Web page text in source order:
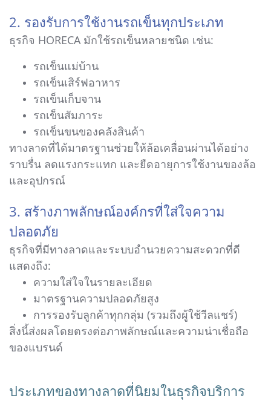
2. รองรับการใช้งานรถเข็นทุกประเภท
ธุรกิจ HORECA มักใช้รถเข็นหลายชนิด เช่น:
รถเข็นแม่บ้าน
รถเข็นเสิร์ฟอาหาร
รถเข็นเก็บจาน
รถเข็นสัมภาระ
รถเข็นขนของคลังสินค้า
ทางลาดที่ได้มาตรฐานช่วยให้ล้อเคลื่อนผ่านได้อย่าง
ราบรื่น ลดแรงกระแทก และยืดอายุการใช้งานของล้อ
และอุปกรณ์
3. สร้างภาพลักษณ์องค์กรที่ใส่ใจความ
ปลอดภัย
ธุรกิจที่มีทางลาดและระบบอำนวยความสะดวกที่ดี
แสดงถึง:
ความใส่ใจในรายละเอียด
มาตรฐานความปลอดภัยสูง
การรองรับลูกค้าทุกกลุ่ม (รวมถึงผู้ใช้วีลแชร์)
สิ่งนี้ส่งผลโดยตรงต่อภาพลักษณ์และความน่าเชื่อถือ
ของแบรนด์
ประเภทของทางลาดที่นิยมในธุรกิจบริการ